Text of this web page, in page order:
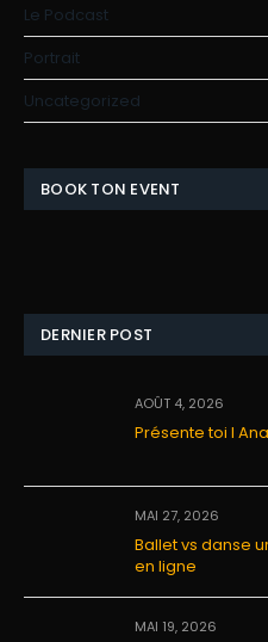
Le Podcast
Portrait
Uncategorized
BOOK TON EVENT
DERNIER POST
AOÛT 4, 2026
Présente toi I
MAI 27, 2026
Ballet vs danse
en ligne
MAI 19, 2026